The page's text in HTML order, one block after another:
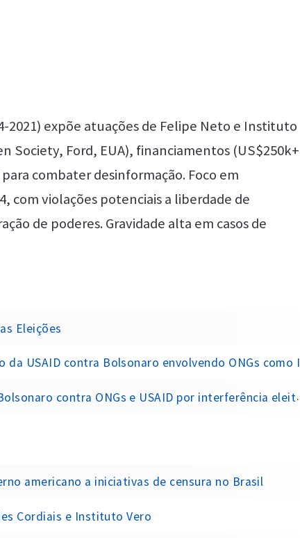
2021) expõe atuações de Felipe Neto e Instituto
Society, Ford, EUA), financiamentos (US$250k+
combater desinformação. Foco em
com violações potenciais a liberdade de
de poderes. Gravidade alta em casos de
Eleições
USAID contra Bolsonaro envolvendo ONGs como Instituto Vero
contra ONGs e USAID por interferência eleitoral
americano a iniciativas de censura no Brasil
Cordiais e Instituto Vero